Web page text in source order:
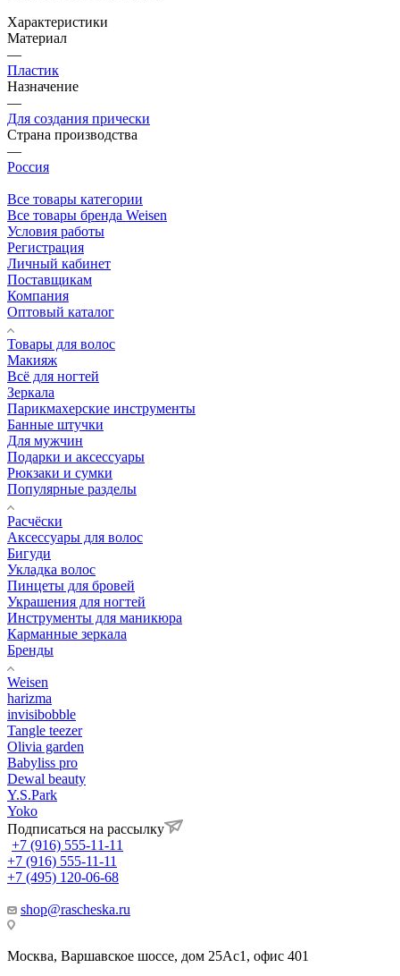
Характеристики
Материал
—
Пластик
Назначение
—
Для создания прически
Страна производства
—
Россия
Все товары категории
Все товары бренда Weisen
Условия работы
Регистрация
Личный кабинет
Поставщикам
Компания
Оптовый каталог
Товары для волос
Макияж
Всё для ногтей
Зеркала
Парикмахерские инструменты
Банные штучки
Для мужчин
Подарки и аксессуары
Рюкзаки и сумки
Популярные разделы
Расчёски
Аксессуары для волос
Бигуди
Укладка волос
Пинцеты для бровей
Украшения для ногтей
Инструменты для маникюра
Карманные зеркала
Бренды
Weisen
harizma
invisibobble
Tangle teezer
Olivia garden
Babyliss pro
Dewal beauty
Y.S.Park
Yoko
Подписаться на рассылку
+7 (916) 555-11-11
+7 (916) 555-11-11
+7 (495) 120-06-68
shop@rascheska.ru
Москва, Варшавское шоссе, дом 25Аc1, офис 401